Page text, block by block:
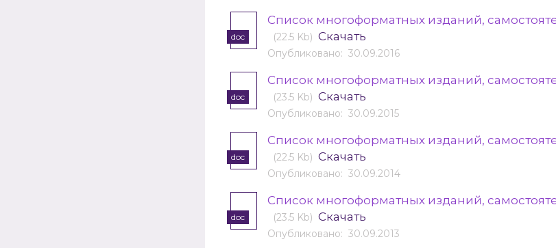
doc
Cписок многоформатных изданий,
(22.5 Kb) Скачать
Опубликовано: 30.09.2016
doc
Cписок многоформатных изданий,
(23.5 Kb) Скачать
Опубликовано: 30.09.2015
doc
Cписок многоформатных изданий,
(22.5 Kb) Скачать
Опубликовано: 30.09.2014
doc
Cписок многоформатных изданий,
(23.5 Kb) Скачать
Опубликовано: 30.09.2013